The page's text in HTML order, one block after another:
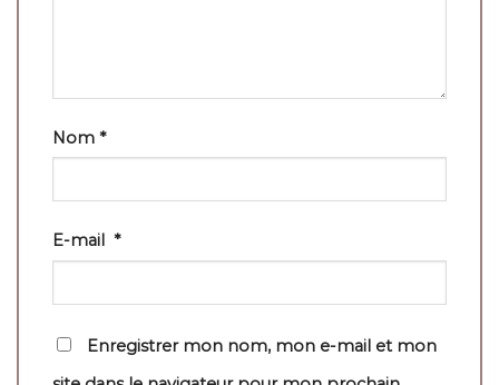
Nom *
E-mail *
Enregistrer mon nom, mon e-mail et mon